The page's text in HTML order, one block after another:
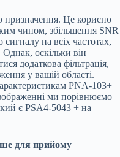
Це корисно
чином, збільшення SNR
сигналу на всіх частотах,
оскільки він
додаткова фільтрація,
у вашій області.
PNA-103+
ми порівнюємо
є PSA4-5043 + на
для прийому